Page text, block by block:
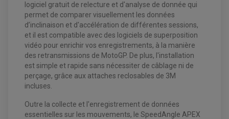
EQUIPEMENT ELECTRIQUE QUAD / SSV
ACCESSOIRES ELECTRIQUE QUAD / SSV
BOITIER CDI QUAD ET SSV
CHARGEUR DE BATTERIE QUAD / SSV
COMPTEUR QUAD / SSV
CONTACTEUR A CLÉ QUAD
DÉMARREUR
ECLAIRAGE LED / HALOGÈNE
STATOR ET REDRESSEUR / REGULATEUR
VENTILATEUR DE RADIATEUR
EQUIPEMENT FREINAGE QUAD / SSV
PNEUMATIQUE
logiciel gratuit de relecture et d'analyse de donnée qui
permet de comparer visuellement les données
d’inclinaison et d'accélération de différentes sessions,
et il est compatible avec des logiciels de superposition
vidéo pour enrichir vos enregistrements, à la manière
des retransmissions de MotoGP. De plus, l'installation
est simple et rapide sans nécessiter de câblage ni de
perçage, grâce aux attaches reclosables de 3M
incluses.
Outre la collecte et l'enregistrement de données
essentielles sur les mouvements, le SpeedAngle APEX